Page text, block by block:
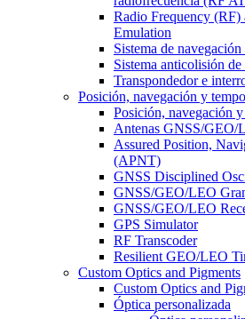
Radio Frequency
Emulation
Sistema de
Sistema anticolisión
Transpondedor e
Posición, navegación y
Posición, navegación
Antenas GNSS/GEO/
Assured Position,
(APNT)
GNSS Disciplined
GNSS/GEO/LEO
GNSS/GEO/LEO
GPS Simulator
RF Transcoder
Resilient GEO/LEO
Custom Optics and Pigments
Custom Optics and
Óptica personalizada